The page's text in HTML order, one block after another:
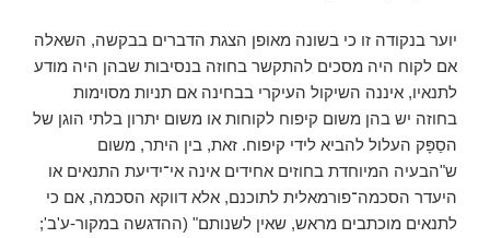
יוער בנקודה זו כי בשונה מאופן הצגת הדברים בבקשה, השאלה
אם לקוח היה מסכים להתקשר בחוזה בנסיבות שבהן היה מודע
לתנאיו, איננה השיקול העיקרי בבחינה אם תניות מסוימות
בחוזה יש בהן משום קיפוח לקוחות או משום יתרון בלתי הוגן של
הסַפָּק העלול להביא לידי קיפוח. זאת, בין היתר, משום
ש"הבעיה המיוחדת בחוזים אחידים אינה אי־ידיעת התנאים או
היעדר הסכמה־פורמאלית לתוכנם, אלא דווקא הסכמה, אם כי
לתנאים מוכתבים מראש, שאין לשנותם" (ההדגשה במקור-ע'ב';